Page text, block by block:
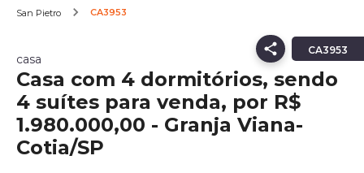
San Pietro
CA3953
CA3953
casa
Casa com 4 dormitórios, sendo
4 suítes para venda, por R$
1.980.000,00 - Granja Viana-
Cotia/SP